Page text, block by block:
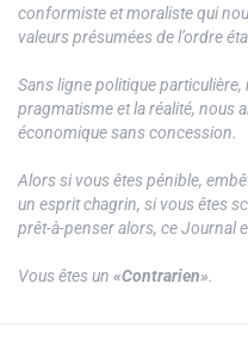
conformiste et moraliste qui
valeurs présumées de l’ordre
Sans ligne politique
pragmatisme et la réalité, nous
économique sans concession.
Alors si vous êtes pénible,
un esprit chagrin, si vous êtes
prêt-à-penser alors, ce Journal
Vous êtes un «Contrarien».